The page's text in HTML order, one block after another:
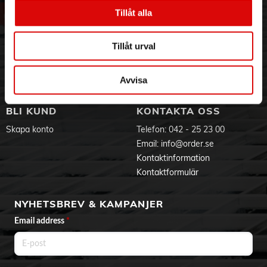
Tillåt alla
Tillåt urval
Avvisa
Visselblåsning
Aktuellt på Order
Service & Support
Godsefterlysning & Felleverans
Integritetspolicy
Om cookies
BLI KUND
Skapa konto
KONTAKTA OSS
Telefon: 042 - 25 23 00
Email: info@order.se
Kontaktinformation
Kontaktformulär
NYHETSBREV & KAMPANJER
Email address *